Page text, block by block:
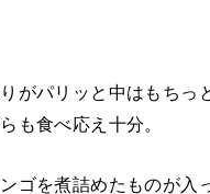
がパリッと中はもちっ
も食べ応え十分。
ゴを煮詰めたものが入